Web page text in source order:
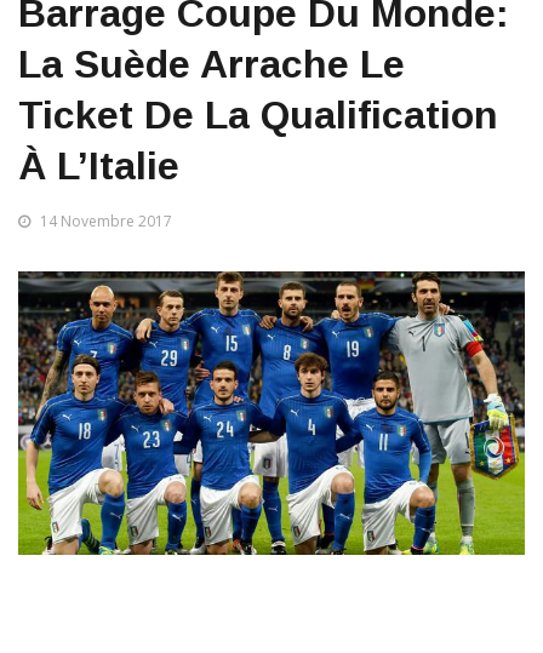
Barrage Coupe Du Monde:
La Suède Arrache Le
Ticket De La Qualification
À L’Italie
14 Novembre 2017